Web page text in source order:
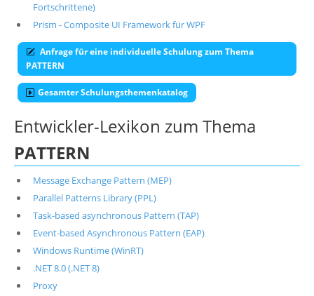
Fortschrittene)
Prism - Composite UI Framework für WPF
Anfrage für eine individuelle Schulung zum Thema
PATTERN
Gesamter Schulungsthemenkatalog
Entwickler-Lexikon zum Thema
PATTERN
Message Exchange Pattern (MEP)
Parallel Patterns Library (PPL)
Task-based asynchronous Pattern (TAP)
Event-based Asynchronous Pattern (EAP)
Windows Runtime (WinRT)
.NET 8.0 (.NET 8)
Proxy